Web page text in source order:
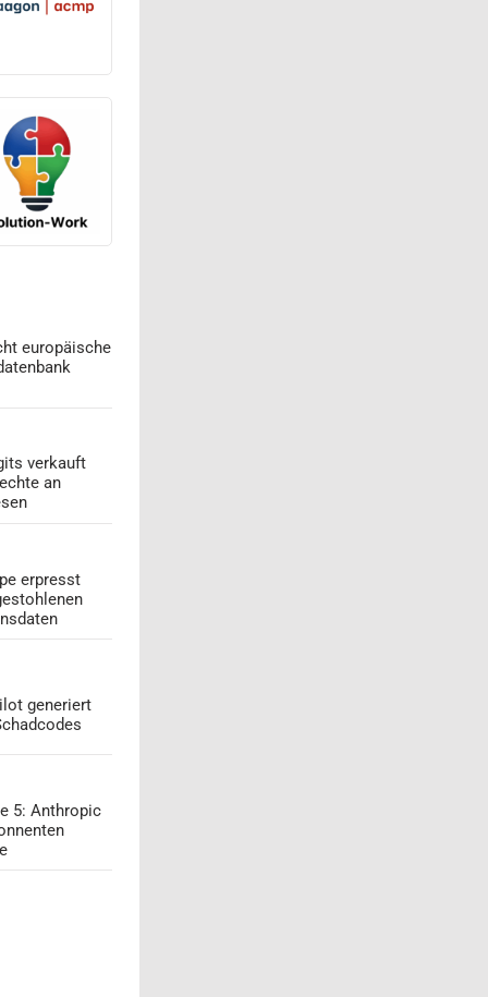
europäische
verkauft
an
erpresst
generiert
5: Anthropic